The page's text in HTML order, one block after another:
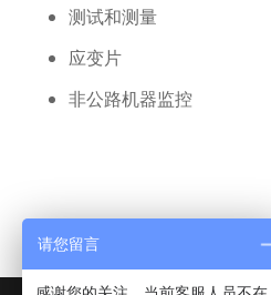
测试和测量
应变片
非公路机器监控
请您留言